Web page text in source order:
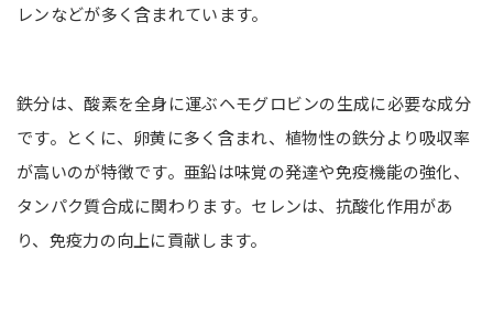
レンなどが多く含まれています。
鉄分は、酸素を全身に運ぶヘモグロビンの生成に必要な成分
です。とくに、卵黄に多く含まれ、植物性の鉄分より吸収率
が高いのが特徴です。亜鉛は味覚の発達や免疫機能の強化、
タンパク質合成に関わります。セレンは、抗酸化作用があ
り、免疫力の向上に貢献します。